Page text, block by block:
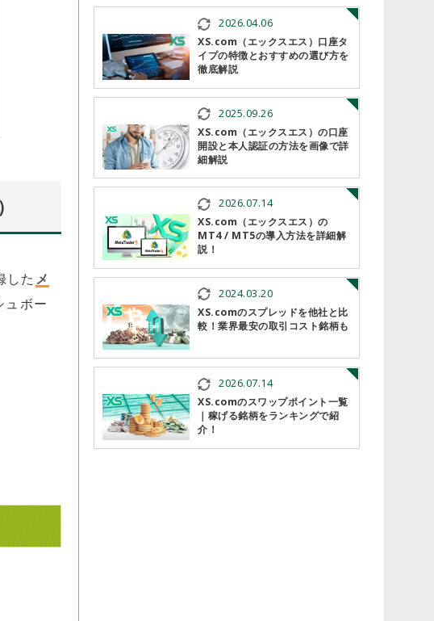
した メ
ュボー
2026.04.06
XS.com（エックスエス）口座タ
イプの特徴とおすすめの選び方を
徹底解説
2025.09.26
XS.com（エックスエス）の口座
開設と本人認証の方法を画像で詳
細解説
2026.07.14
XS.com（エックスエス）の
MT4 / MT5の導入方法を詳細解
説！
2024.03.20
XS.comのスプレッドを他社と比
較！業界最安の取引コスト銘柄も
2026.07.14
XS.comのスワップポイント一覧
｜稼げる銘柄をランキングで紹
介！